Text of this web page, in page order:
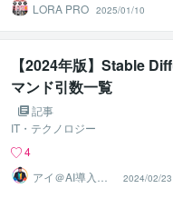
LORA PRO 2025/01/10
【2024年版】Stable
マンド引数一覧
記事
IT・テクノロジー
4
アイ＠AI導入サ
ポート
2024/02/23